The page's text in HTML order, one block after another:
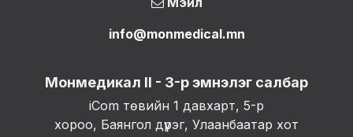
info@monmedical.mn
Монмедикал II - 3-р эмнэлэг салбар
iCom төвийн 1 давхарт, 5-р
хороо, Баянгол дүүрэг, Улаанбаатар хот